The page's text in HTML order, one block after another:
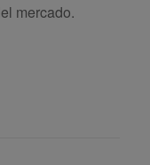
mercado.